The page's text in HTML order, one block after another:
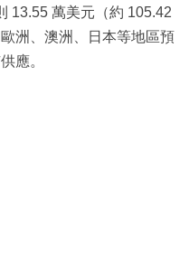
13.55 萬美元（約 105.42
洲、澳洲、日本等地區預
應。